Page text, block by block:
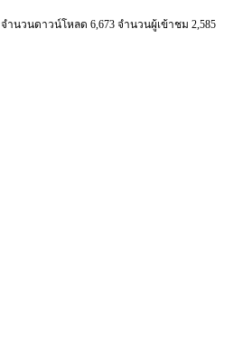
จำนวนดาวน์โหลด 6,673 จำนวนผู้เข้าชม 2,585